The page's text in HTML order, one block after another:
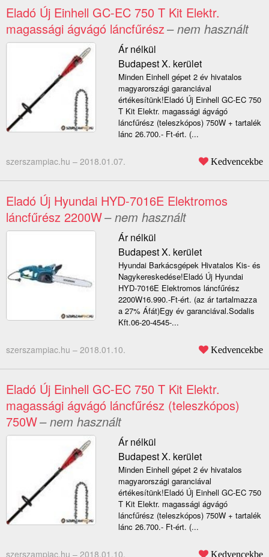
Eladó Új Einhell GC-EC 750 T Kit Elektr.
magassági ágvágó láncfűrész– nem használt
Ár nélkül
Budapest X. kerület
Minden Einhell gépet 2 év hivatalos
magyarországi garanciával
értékesítünk!Eladó Új Einhell GC-EC 750
T Kit Elektr. magassági ágvágó
láncfűrész (teleszkópos) 750W + tartalék
lánc 26.700.- Ft-ért. (...
szerszampiac.hu – 2018.01.07. Kedvencekbe
Eladó Új Hyundai HYD-7016E Elektromos
láncfűrész 2200W– nem használt
Ár nélkül
Budapest X. kerület
Hyundai Barkácsgépek Hivatalos Kis- és
Nagykereskedése!Eladó Új Hyundai
HYD-7016E Elektromos láncfűrész
2200W16.990.-Ft-ért. (az ár tartalmazza
a 27% Áfát)Egy év garanciával.Sodalis
Kft.06-20-4545-...
szerszampiac.hu – 2018.01.10. Kedvencekbe
Eladó Új Einhell GC-EC 750 T Kit Elektr.
magassági ágvágó láncfűrész (teleszkópos)
750W– nem használt
Ár nélkül
Budapest X. kerület
Minden Einhell gépet 2 év hivatalos
magyarországi garanciával
értékesítünk!Eladó Új Einhell GC-EC 750
T Kit Elektr. magassági ágvágó
láncfűrész (teleszkópos) 750W + tartalék
lánc 26.700.- Ft-ért. (...
szerszampiac.hu – 2018.01.10. Kedvencekbe